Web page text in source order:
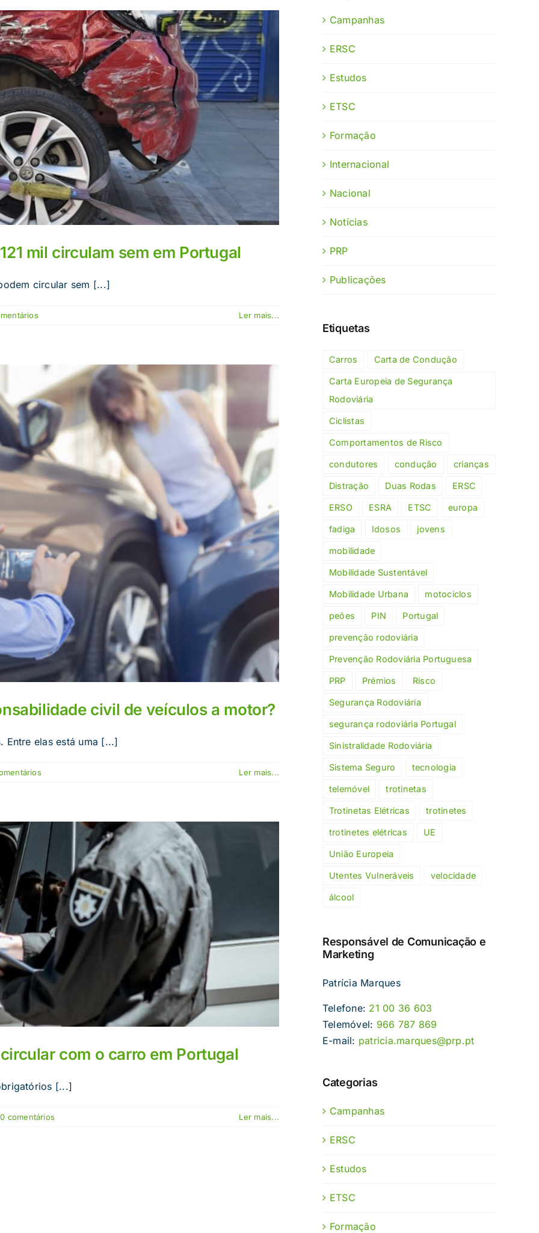
mil circulam sem em Portugal
circular sem [...]
Ler mais...
civil de veículos a motor?
Entre elas está uma [...]
Ler mais...
com o carro em Portugal
[...]
0 comentários Ler mais...
Campanhas
ERSC
Estudos
ETSC
Formação
Internacional
Nacional
Notícias
PRP
Publicações
Etiquetas
Carros Carta de Condução
Carta Europeia de Segurança
Rodoviária
Ciclistas
Comportamentos de Risco
condutores condução crianças
Distração Duas Rodas ERSC
ERSO ESRA ETSC europa
fadiga Idosos jovens
mobilidade
Mobilidade Sustentável
Mobilidade Urbana motociclos
peões PIN Portugal
prevenção rodoviária
Prevenção Rodoviária Portuguesa
PRP Prémios Risco
Segurança Rodoviária
segurança rodoviária Portugal
Sinistralidade Rodoviária
Sistema Seguro tecnologia
telemóvel trotinetas
Trotinetas Elétricas trotinetes
trotinetes elétricas UE
União Europeia
Utentes Vulneráveis velocidade
álcool
Responsável de Comunicação e
Marketing
Patrícia Marques
Telefone: 21 00 36 603
Telemóvel: 966 787 869
E-mail: patricia.marques@prp.pt
Categorias
Campanhas
ERSC
Estudos
ETSC
Formação